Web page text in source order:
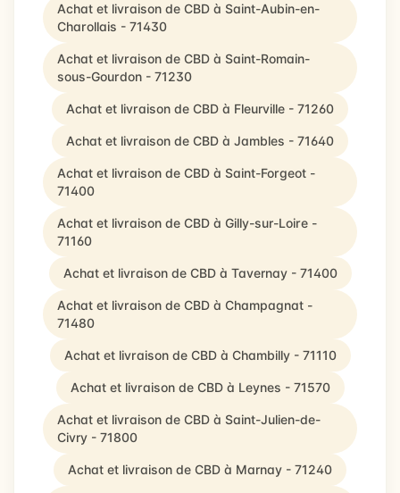
Achat et livraison de CBD à Saint-Aubin-en-
Charollais - 71430
Achat et livraison de CBD à Saint-Romain-
sous-Gourdon - 71230
Achat et livraison de CBD à Fleurville - 71260
Achat et livraison de CBD à Jambles - 71640
Achat et livraison de CBD à Saint-Forgeot -
71400
Achat et livraison de CBD à Gilly-sur-Loire -
71160
Achat et livraison de CBD à Tavernay - 71400
Achat et livraison de CBD à Champagnat -
71480
Achat et livraison de CBD à Chambilly - 71110
Achat et livraison de CBD à Leynes - 71570
Achat et livraison de CBD à Saint-Julien-de-
Civry - 71800
Achat et livraison de CBD à Marnay - 71240